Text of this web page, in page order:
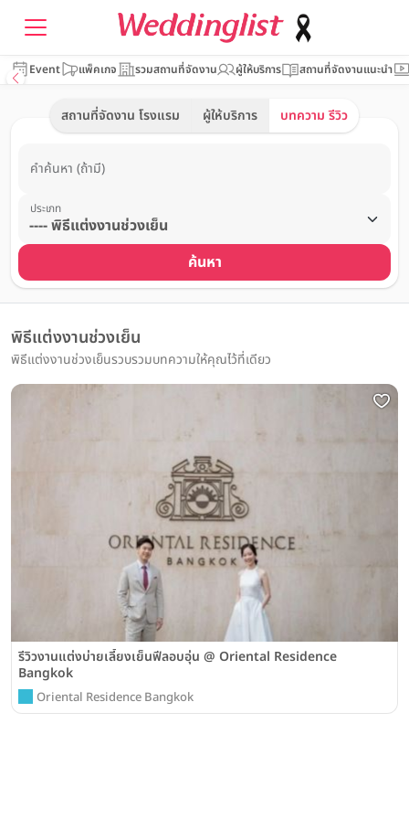
Event แพ็คเกจ รวมสถานที่จัดงาน ผู้ให้บริการ สถานที่จัดงานแนะนำ
สถานที่จัดงาน โรงแรม ผู้ให้บริการ บทความ รีวิว
คำค้นหา (ถ้ามี)
ประเภท
ค้นหา
พิธีแต่งงานช่วงเย็น
พิธีแต่งงานช่วงเย็นรวบรวมบทความให้คุณไว้ที่เดียว
รีวิวงานแต่งบ่ายเลี้ยงเย็นฟีลอบอุ่น @ Oriental Residence
Bangkok
Oriental Residence Bangkok